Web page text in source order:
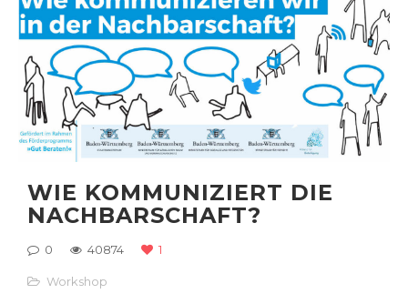
WIE KOMMUNIZIERT DIE
NACHBARSCHAFT?
0 40874 1
Workshop